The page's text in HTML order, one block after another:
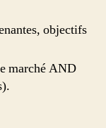
objectifs
marché AND